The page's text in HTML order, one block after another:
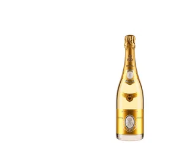
Cristal 2016 od Louis Roederer je
vinic. Pinot Noir a Chardonnay s
temperamentem. Vůně žlutého ovoce,